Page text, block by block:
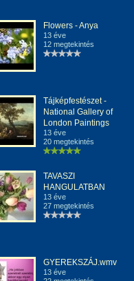
Flowers - Anya
13 éve
12 megtekintés
Tájképfestészet -
National Gallery of
London Paintings
13 éve
20 megtekintés
TAVASZI
HANGULATBAN
13 éve
27 megtekintés
GYEREKSZÁJ.wmv
13 éve